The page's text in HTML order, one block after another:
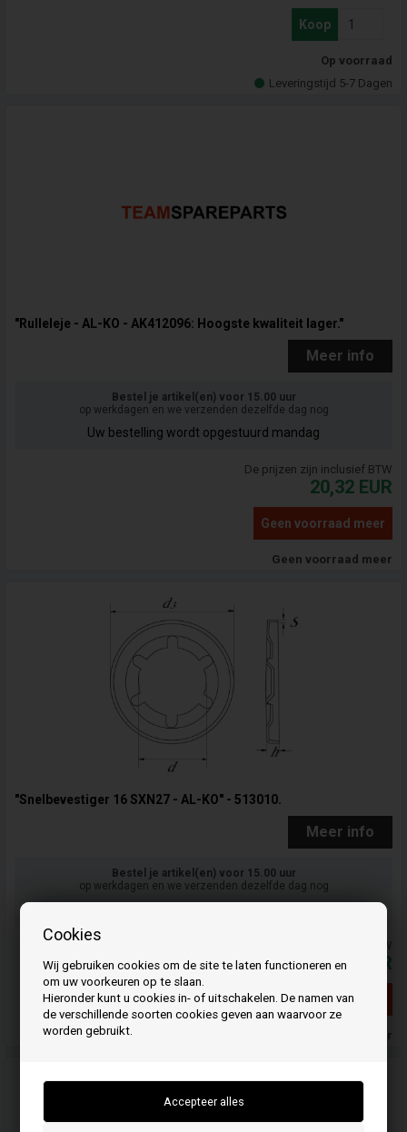
Cookies
Wij gebruiken cookies om de site te laten functioneren en
om uw voorkeuren op te slaan.
Hieronder kunt u cookies in- of uitschakelen. De namen van
de verschillende soorten cookies geven aan waarvoor ze
worden gebruikt.
Koop
Op voorraad
Leveringstijd 5-7 Dagen
"Rulleleje - AL-KO - AK412096: Hoogste kwaliteit lager."
Meer info
Bestel je artikel(en) voor 15.00 uur
op werkdagen en we verzenden dezelfde dag nog
Uw bestelling wordt opgestuurd mandag
De prijzen zijn inclusief BTW
20,32 EUR
Geen voorraad meer
Geen voorraad meer
"Snelbevestiger 16 SXN27 - AL-KO" - 513010.
Meer info
Bestel je artikel(en) voor 15.00 uur
op werkdagen en we verzenden dezelfde dag nog
De prijzen zijn inclusief BTW
9,35 EUR
Geen voorraad meer
Geen voorraad meer